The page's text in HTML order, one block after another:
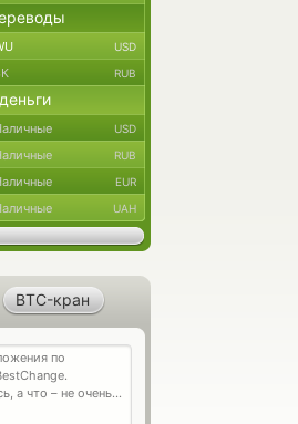
USD
RUB
USD
RUB
EUR
UAH
BTC-кран